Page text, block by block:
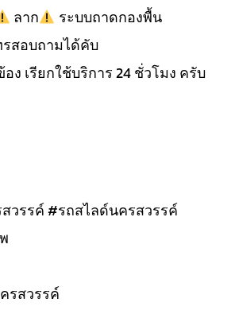
ลาก
ระบบถาดกองพื้น
รสอบถามได้คับ
ง เรียกใช้บริการ 24 ชั่วโมง ครับ
วรรค์ #รถสไลด์นครสวรรค์
รสวรรค์